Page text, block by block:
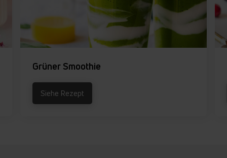
Grüner Smoothie
Siehe Rezept